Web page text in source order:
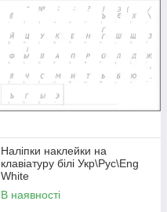
Наліпки наклейки на
клавіатуру білі Укр\Рус\Eng
White
В наявності